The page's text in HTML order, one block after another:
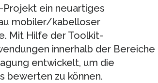
ein neuartiges
mobiler/kabelloser
Mit Hilfe der Toolkit-
innerhalb der Bereiche
entwickelt, um die
bewerten zu können.